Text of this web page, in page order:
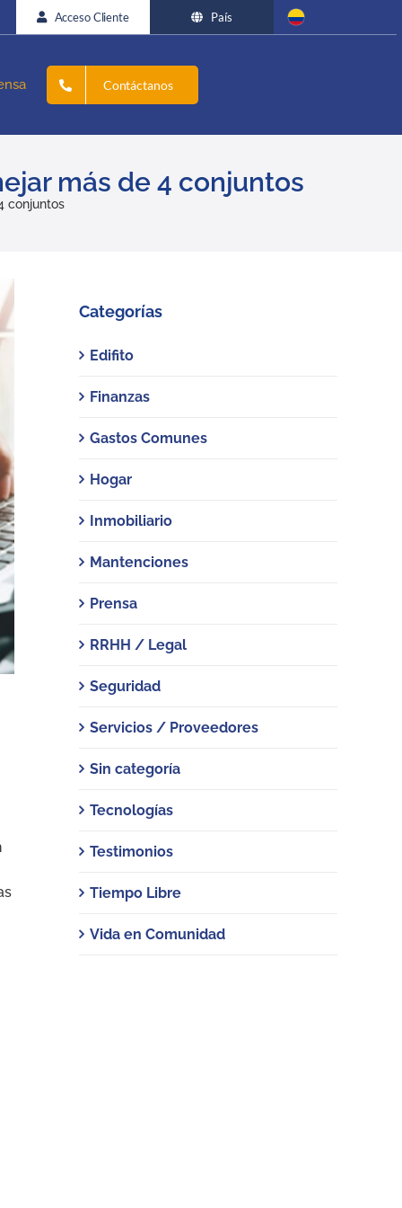
Acceso Cliente País
Contáctanos
más de 4 conjuntos
conjuntos
Categorías
Edifito
Finanzas
Gastos Comunes
Hogar
Inmobiliario
Mantenciones
Prensa
RRHH / Legal
Seguridad
Servicios / Proveedores
Sin categoría
Tecnologías
Testimonios
Tiempo Libre
Vida en Comunidad